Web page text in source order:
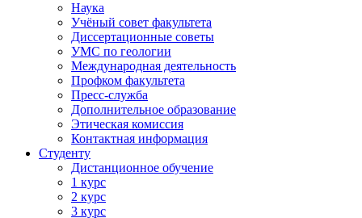
Наука
Учёный совет факультета
Диссертационные советы
УМС по геологии
Международная деятельность
Профком факультета
Пресс-служба
Дополнительное образование
Этическая комиссия
Контактная информация
Студенту
Дистанционное обучение
1 курс
2 курс
3 курс